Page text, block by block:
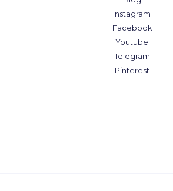
Instagram
Facebook
Youtube
Telegram
Pinterest